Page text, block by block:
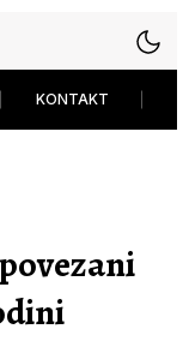
KONTAKT